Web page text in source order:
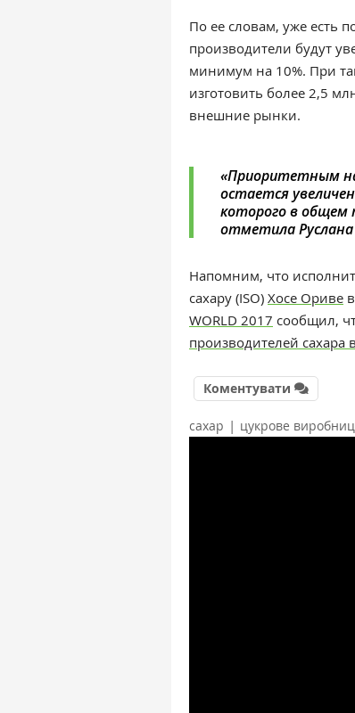
По ее словам, уже есть
производители будут
минимум на 10%. При
изготовить более 2,5
внешние рынки.
«Приоритетным
остается
которого в общем
отметила
Напомним, что
сахару (ISO) Хосе Ориве
WORLD 2017 сообщил,
производителей сахара
Коментувати
сахар | цукрове